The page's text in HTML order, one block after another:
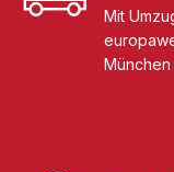
Mit